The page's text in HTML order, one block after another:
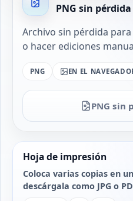
PNG sin pérdida
Archivo sin pérdida
o hacer ediciones
PNG EN EL
PNG sin
Hoja de impresión
Coloca varias copias en
descárgala como JPG o